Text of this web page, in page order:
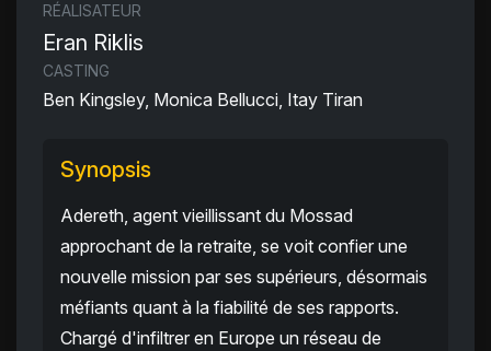
RÉALISATEUR
Eran Riklis
CASTING
Ben Kingsley, Monica Bellucci, Itay Tiran
Synopsis
Adereth, agent vieillissant du Mossad
approchant de la retraite, se voit confier une
nouvelle mission par ses supérieurs, désormais
méfiants quant à la fiabilité de ses rapports.
Chargé d'infiltrer en Europe un réseau de